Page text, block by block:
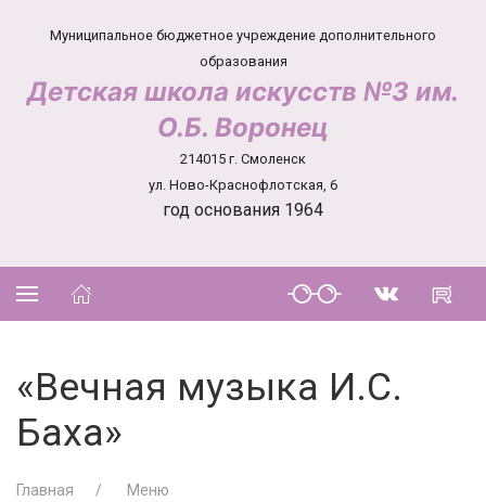
Муниципальное бюджетное учреждение дополнительного
образования
Детская школа искусств №3 им.
О.Б. Воронец
214015 г. Смоленск
ул. Ново-Краснофлотская, 6
год основания 1964
«Вечная музыка И.С.
Баха»
Главная Меню